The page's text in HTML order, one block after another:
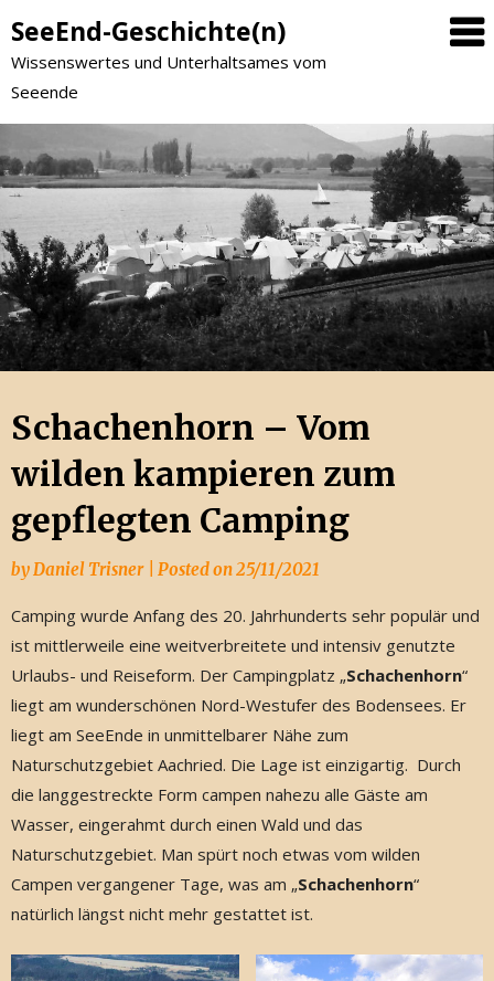
SeeEnd-Geschichte(n)
Wissenswertes und Unterhaltsames vom
Seeende
Schachenhorn – Vom
wilden kampieren zum
gepflegten Camping
byDaniel Trisner Posted on25/11/2021
Camping wurde Anfang des 20. Jahrhunderts sehr populär und
ist mittlerweile eine weitverbreitete und intensiv genutzte
Urlaubs- und Reiseform. Der Campingplatz „Schachenhorn“
liegt am wunderschönen Nord-Westufer des Bodensees. Er
liegt am SeeEnde in unmittelbarer Nähe zum
Naturschutzgebiet Aachried. Die Lage ist einzigartig. Durch
die langgestreckte Form campen nahezu alle Gäste am
Wasser, eingerahmt durch einen Wald und das
Naturschutzgebiet. Man spürt noch etwas vom wilden
Campen vergangener Tage, was am „Schachenhorn“
natürlich längst nicht mehr gestattet ist.